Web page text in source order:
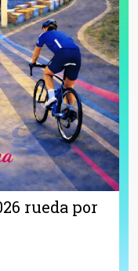
rueda por